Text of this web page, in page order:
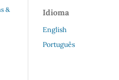
&
Idioma
English
Português